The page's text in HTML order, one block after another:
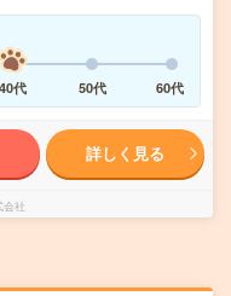
40代 50代 60代
詳しく見る
社